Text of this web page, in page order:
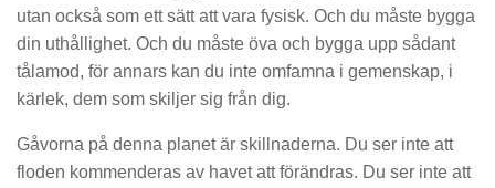
utan också som ett sätt att vara fysisk. Och du måste bygga
din uthållighet. Och du måste öva och bygga upp sådant
tålamod, för annars kan du inte omfamna i gemenskap, i
kärlek, dem som skiljer sig från dig.
Gåvorna på denna planet är skillnaderna. Du ser inte att
floden kommenderas av havet att förändras. Du ser inte att